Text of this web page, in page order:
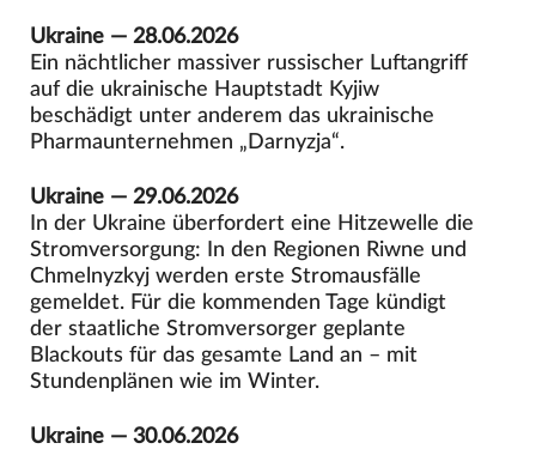
Ukraine — 28.06.2026
Ein nächtlicher massiver russischer Luftangriff
auf die ukrainische Hauptstadt Kyjiw
beschädigt unter anderem das ukrainische
Pharmaunternehmen „Darnyzja“.
Ukraine — 29.06.2026
In der Ukraine überfordert eine Hitzewelle die
Stromversorgung: In den Regionen Riwne und
Chmelnyzkyj werden erste Stromausfälle
gemeldet. Für die kommenden Tage kündigt
der staatliche Stromversorger geplante
Blackouts für das gesamte Land an – mit
Stundenplänen wie im Winter.
Ukraine — 30.06.2026